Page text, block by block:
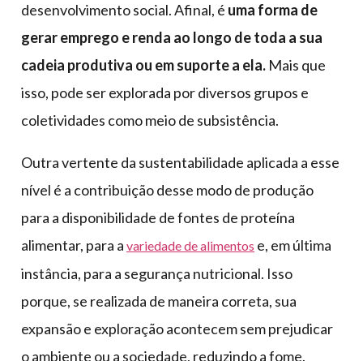
desenvolvimento social. Afinal, é uma forma de
gerar emprego e renda ao longo de toda a sua
cadeia produtiva ou em suporte a ela. Mais que
isso, pode ser explorada por diversos grupos e
coletividades como meio de subsistência.
Outra vertente da sustentabilidade aplicada a esse
nível é a contribuição desse modo de produção
para a disponibilidade de fontes de proteína
alimentar, para a variedade de alimentos e, em última
instância, para a segurança nutricional. Isso
porque, se realizada de maneira correta, sua
expansão e exploração acontecem sem prejudicar
o ambiente ou a sociedade, reduzindo a fome.